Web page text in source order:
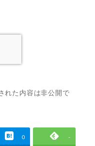
れた内容は非公開で
0 -